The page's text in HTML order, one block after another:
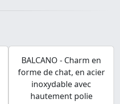
BALCANO - Charm en
forme de chat, en acier
inoxydable avec
hautement polie